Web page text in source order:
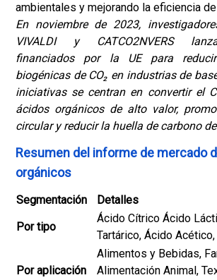
ambientales y mejorando la eficiencia
En noviembre de 2023,
VIVALDI y CATCO2NVERS
financiados por la UE para
biogénicas de CO₂ en industrias de
iniciativas se centran en convertir el
ácidos orgánicos de alto valor,
circular y reducir la huella de carbono
Resumen del informe de mercado
orgánicos
Segmentación
Detalles
Por tipo
Ácido Cítrico Ácido
Tartárico, Ácido
Por aplicación
Alimentos y Bebidas,
Alimentación Animal,